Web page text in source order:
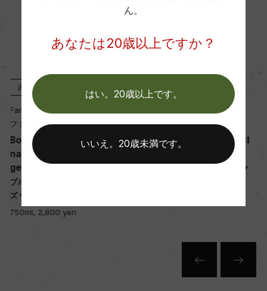
醗酵・熟成
マロラクティック醗酵
熟成：オーク樽熟成 11カ月(仏産、228L、新樽比率
30%)
年間生産量
15000
栽培面積
Famille Masse
ファミーユ・マッス
Bourgogne Cote d'Or Cl
os Margot rouge
ブルゴーニュ コート・ドール ク
ロ・マルゴ 赤
750ml, 4,450 yen
ファミーユ・マッス
Givry Le Clos de la Roche
ジヴリ ル・クロ・ド・ラ・ロッシ
ん。
あなたは20歳以上ですか？
はい。20歳以上です。
いいえ。20歳未満です。